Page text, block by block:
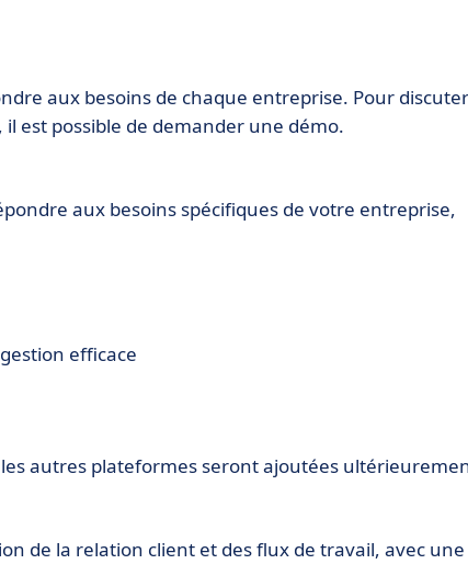
aux besoins de chaque entreprise. Pour discuter
est possible de demander une démo.
aux besoins spécifiques de votre entreprise,
efficace
autres plateformes seront ajoutées
de la relation client et des flux de travail, avec une